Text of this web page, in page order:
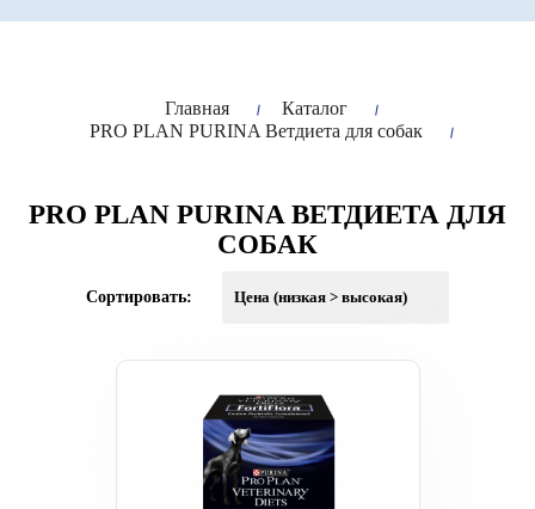
Главная
Каталог
PRO PLAN PURINA Ветдиета для собак
PRO PLAN PURINA ВЕТДИЕТА ДЛЯ
СОБАК
Сортировать: